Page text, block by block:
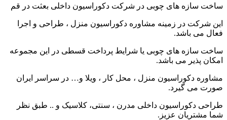
ساخت سازه های چوبی در شرکت دکوراسیون داخلی بعثت در قم
این شرکت در زمینه مشاوره دکوراسیون منزل ، طراحی و اجرا
فعال می باشد.
ساخت سازه های چوبی یا شرایط پرداخت قسطی در این مجموعه
امکان پذیر می باشد.
مشاوره دکوراسیون منزل ، محل کار ، ویلا و… در سراسر ایران
صورت می گیرد.
طراحی دکوراسیون داخلی مدرن ، سنتی، کلاسیک و .. طبق نظر
شما مشتریان عزیز.